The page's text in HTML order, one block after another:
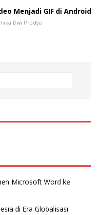
Menjadi GIF di Android
Dwi Pradya
Microsoft Word ke
di Era Globalisasi